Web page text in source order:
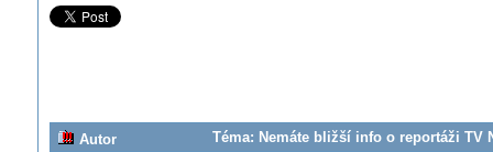
Autor
Téma: Nemáte bližší info o reportáži TV